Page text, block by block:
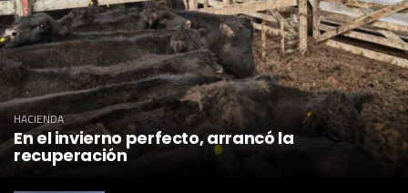
HACIENDA
En el invierno perfecto, arrancó la
recuperación